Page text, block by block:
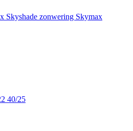
Skyshade zonwering Skymax
40/25